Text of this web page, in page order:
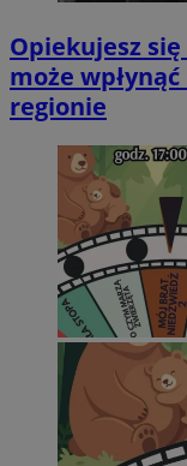
Opiekujesz
może
regionie